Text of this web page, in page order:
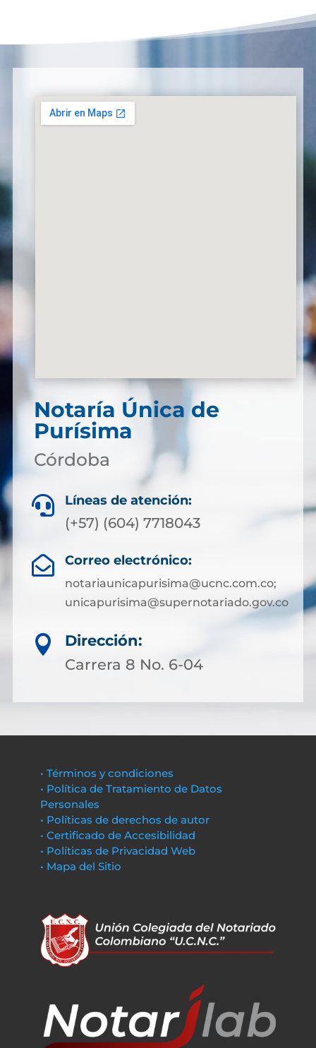
Notaría Única de
Purísima
Córdoba
 Líneas de atención:
(+57) (604) 7718043
 Correo electrónico:
notariaunicapurisima@ucnc.com.co;
unicapurisima@supernotariado.gov.co

Dirección:
Carrera 8 No. 6-04
• Términos y condiciones
• Política de Tratamiento de Datos
Personales
• Políticas de derechos de autor
• Certificado de Accesibilidad
• Políticas de Privacidad Web
• Mapa del Sitio